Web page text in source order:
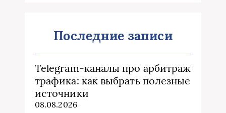
Последние записи
Telegram-каналы про арбитраж
трафика: как выбрать полезные
источники
08.08.2026